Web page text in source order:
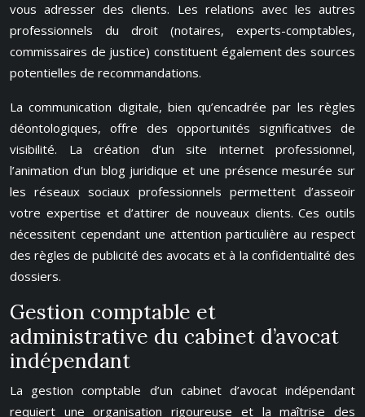
vous adresser des clients. Les relations avec les autres
professionnels du droit (notaires, experts-comptables,
commissaires de justice) constituent également des sources
potentielles de recommandations.
La communication digitale, bien qu’encadrée par les règles
déontologiques, offre des opportunités significatives de
visibilité. La création d’un site internet professionnel,
l’animation d’un blog juridique et une présence mesurée sur
les réseaux sociaux professionnels permettent d’asseoir
votre expertise et d’attirer de nouveaux clients. Ces outils
nécessitent cependant une attention particulière au respect
des règles de publicité des avocats et à la confidentialité des
dossiers.
Gestion comptable et
administrative du cabinet d’avocat
indépendant
La gestion comptable d’un cabinet d’avocat indépendant
requiert une organisation rigoureuse et la maîtrise des